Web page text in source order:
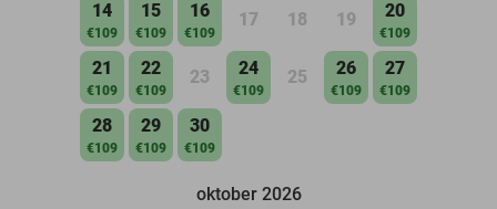
14
€109
15
€109
16
€109
17 18 19 20
€109
21
€109
22
€109
23 24
€109
25 26
€109
27
€109
28
€109
29
€109
30
€109
oktober 2026